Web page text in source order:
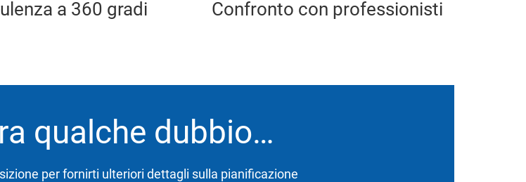
a 360 gradi Confronto con professionisti
qualche dubbio…
per fornirti ulteriori dettagli sulla pianificazione